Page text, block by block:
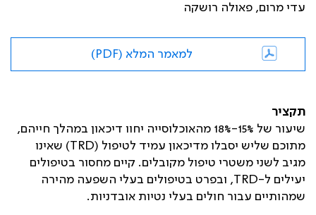
עדי מרום, פאולה רושקה
למאמר המלא (PDF)
תקציר
שיעור של 15%-18% מהאוכלוסייה יחוו דיכאון במהלך חייהם,
מתוכם שליש יסבלו מדיכאון עמיד לטיפול (TRD) שאינו
מגיב לשני משטרי טיפול מקובלים. קיים מחסור בטיפולים
יעילים ל-TRD, ובפרט בטיפולים בעלי השפעה מהירה
שמהותיים עבור חולים בעלי נטיות אובדניות.